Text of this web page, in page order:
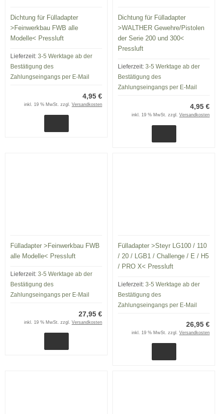
Dichtung für Fülladapter
>Feinwerkbau FWB alle
Modelle< Pressluft
Lieferzeit: 3-5 Werktage ab der
Bestätigung des
Zahlungseingangs per E-Mail
4,95 €
inkl. 19 % MwSt. zzgl. Versandkosten
Dichtung für Fülladapter
>WALTHER Gewehre/Pistolen
der Serie 200 und 300<
Pressluft
Lieferzeit: 3-5 Werktage ab der
Bestätigung des
Zahlungseingangs per E-Mail
4,95 €
inkl. 19 % MwSt. zzgl. Versandkosten
Fülladapter >Feinwerkbau FWB
alle Modelle< Pressluft
Lieferzeit: 3-5 Werktage ab der
Bestätigung des
Zahlungseingangs per E-Mail
27,95 €
inkl. 19 % MwSt. zzgl. Versandkosten
Fülladapter >Steyr LG100 / 110
/ 20 / LGB1 / Challenge / E / H5
/ PRO X< Pressluft
Lieferzeit: 3-5 Werktage ab der
Bestätigung des
Zahlungseingangs per E-Mail
26,95 €
inkl. 19 % MwSt. zzgl. Versandkosten